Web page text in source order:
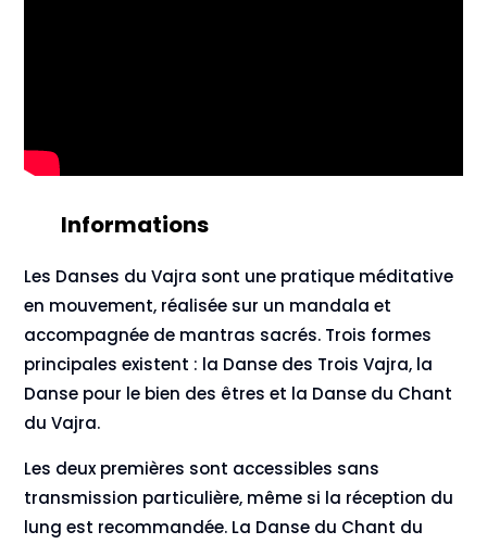
Informations
Les Danses du Vajra sont une pratique méditative
en mouvement, réalisée sur un mandala et
accompagnée de mantras sacrés. Trois formes
principales existent : la Danse des Trois Vajra, la
Danse pour le bien des êtres et la Danse du Chant
du Vajra.
Les deux premières sont accessibles sans
transmission particulière, même si la réception du
lung est recommandée. La Danse du Chant du